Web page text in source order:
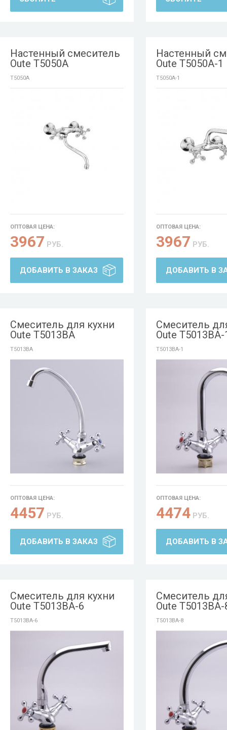
Настенный смеситель
Oute T5050A
T5050A
ОПТОВАЯ ЦЕНА:
3967 РУБ.
ДОБАВИТЬ В ЗАКАЗ
Настенный
Oute T5050A-1
T5050A-1
ОПТОВАЯ ЦЕНА:
3967 РУБ.
ДОБАВИТЬ В
Смеситель для кухни
Oute T5013BA
T5013BA
ОПТОВАЯ ЦЕНА:
4457 РУБ.
ДОБАВИТЬ В ЗАКАЗ
Смеситель
Oute T5013BA-
T5013BA-1
ОПТОВАЯ ЦЕНА:
4474 РУБ.
ДОБАВИТЬ В
Смеситель для кухни
Oute T5013BA-6
T5013BA-6
Смеситель
Oute T5013BA-
T5013BA-8